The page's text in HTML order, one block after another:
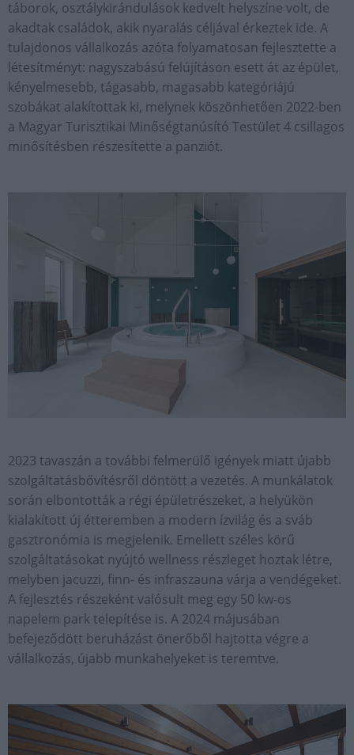
táborok, osztálykirándulások kedvelt helyszíne volt, de
akadtak családok, akik nyaralás céljával érkeztek ide. A
tulajdonos vállalkozás azóta folyamatosan fejlesztette a
létesítményt: nagyszabású felújításon esett át az épület,
kényelmesebb, tágasabb, magasabb kategóriájú
szobákat alakítottak ki, melynek köszönhetően 2022-ben
a Magyar Turisztikai Minőségtanúsító Testület 4 csillagos
minősítésben részesítette a panziót.
2023 tavaszán a további felmerülő igények miatt újabb
szolgáltatásbővítésről döntött a vezetés. A munkálatok
során elbontották a régi épületrészeket, a helyükön
kialakított új étteremben a modern ízvilág és a sváb
gasztronómia is megjelenik. Emellett széles körű
szolgáltatásokat nyújtó wellness részleget hoztak létre,
melyben jacuzzi, finn- és infraszauna várja a vendégeket.
A fejlesztés részeként valósult meg egy 50 kw-os
napelem park telepítése is. A 2024 májusában
befejeződött beruházást önerőből hajtotta végre a
vállalkozás, újabb munkahelyeket is teremtve.